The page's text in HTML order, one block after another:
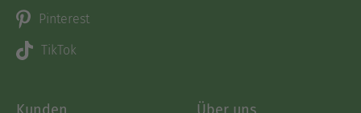
Pinterest
TikTok
Kunden Über uns